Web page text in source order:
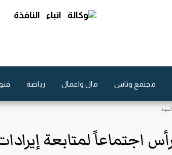
مجتمع وناس مال واعمال رياضة
اجتماعاً لمتابعة